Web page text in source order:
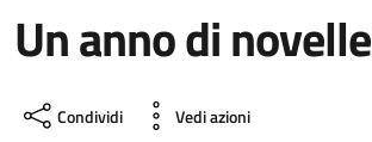
Un anno di novelle
Condividi Vedi azioni